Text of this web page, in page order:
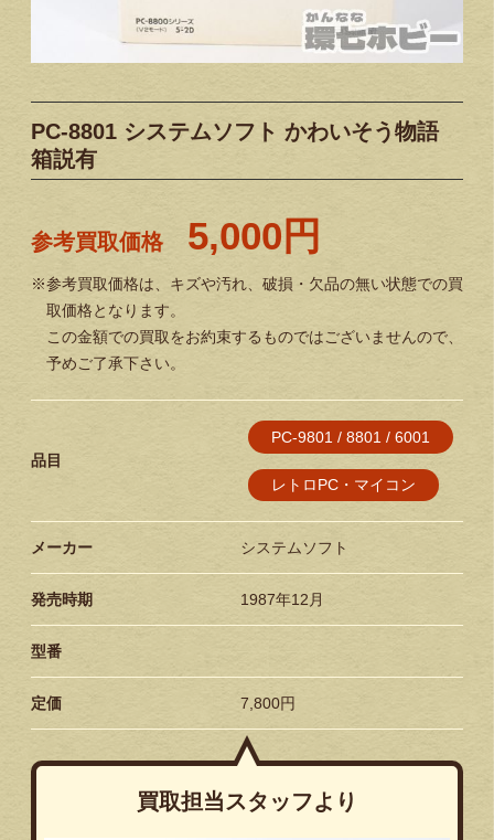
PC-8801 システムソフト かわいそう物語
箱説有
参考買取価格 5,000円
※参考買取価格は、キズや汚れ、破損・欠品の無い状態での買
取価格となります。
この金額での買取をお約束するものではございませんので、
予めご了承下さい。
品目
PC-9801 / 8801 / 6001
レトロPC・マイコン
メーカー システムソフト
発売時期 1987年12月
型番
定価 7,800円
買取担当スタッフより